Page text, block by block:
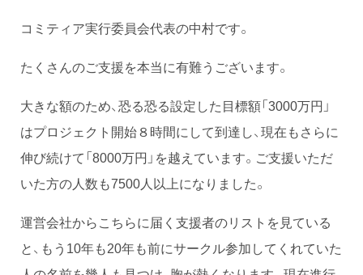
コミティア実行委員会代表の中村です。
たくさんのご支援を本当に有難うございます。
大きな額のため、恐る恐る設定した目標額「3000万円」
はプロジェクト開始８時間にして到達し、現在もさらに
伸び続けて「8000万円」を越えています。ご支援いただ
いた方の人数も7500人以上になりました。
運営会社からこちらに届く支援者のリストを見ている
と、もう10年も20年も前にサークル参加してくれていた